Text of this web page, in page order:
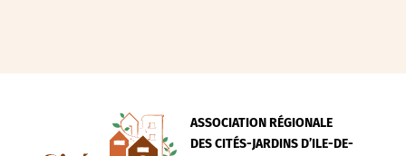
ASSOCIATION RÉGIONALE
DES CITÉS-JARDINS D’ILE-DE-